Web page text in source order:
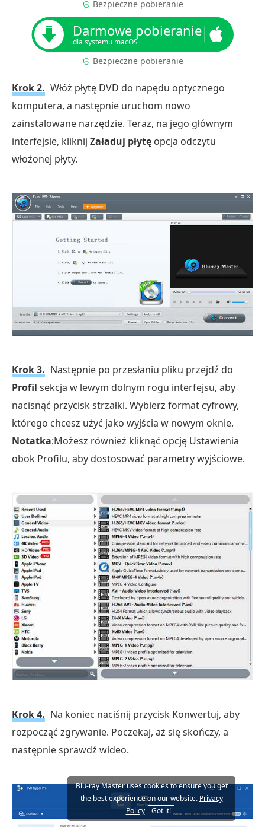
Bezpieczne pobieranie
Darmowe pobieranie
dla systemu macOS
Bezpieczne pobieranie
Krok 2. Włóż płytę DVD do napędu optycznego
komputera, a następnie uruchom nowo
zainstalowane narzędzie. Teraz, na jego głównym
interfejsie, kliknij Załaduj płytę opcja odczytu
włożonej płyty.
Krok 3. Następnie po przesłaniu pliku przejdź do
Profil sekcja w lewym dolnym rogu interfejsu, aby
nacisnąć przycisk strzałki. Wybierz format cyfrowy,
którego chcesz użyć jako wyjścia w nowym oknie.
Notatka:Możesz również kliknąć opcję Ustawienia
obok Profilu, aby dostosować parametry wyjściowe.
Krok 4. Na koniec naciśnij przycisk Konwertuj, aby
rozpocząć zgrywanie. Poczekaj, aż się skończy, a
następnie sprawdź wideo.
Blu-ray Master uses cookies to ensure you get
the best experience on our website. Privacy
Policy
Got it!